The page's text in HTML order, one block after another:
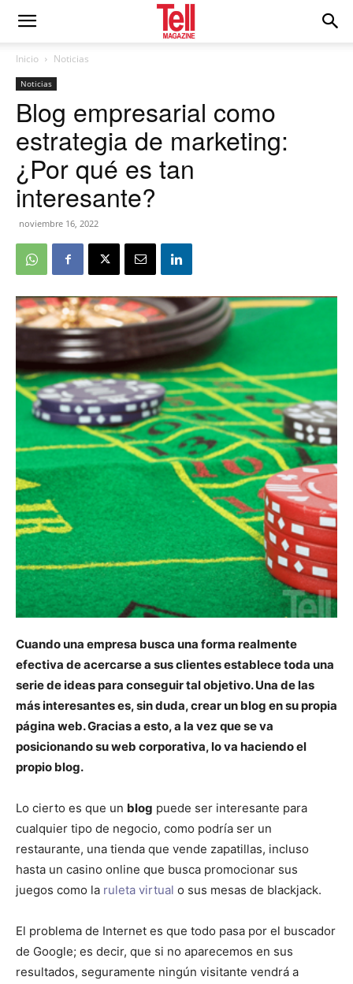
Inicio Noticias
Noticias
Blog empresarial como
estrategia de marketing:
¿Por qué es tan
interesante?
noviembre 16, 2022
Cuando una empresa busca una forma realmente
efectiva de acercarse a sus clientes establece toda una
serie de ideas para conseguir tal objetivo. Una de las
más interesantes es, sin duda, crear un blog en su propia
página web. Gracias a esto, a la vez que se va
posicionando su web corporativa, lo va haciendo el
propio blog.
Lo cierto es que un blog puede ser interesante para
cualquier tipo de negocio, como podría ser un
restaurante, una tienda que vende zapatillas, incluso
hasta un casino online que busca promocionar sus
juegos como la ruleta virtual o sus mesas de blackjack.
El problema de Internet es que todo pasa por el buscador
de Google; es decir, que si no aparecemos en sus
resultados, seguramente ningún visitante vendrá a